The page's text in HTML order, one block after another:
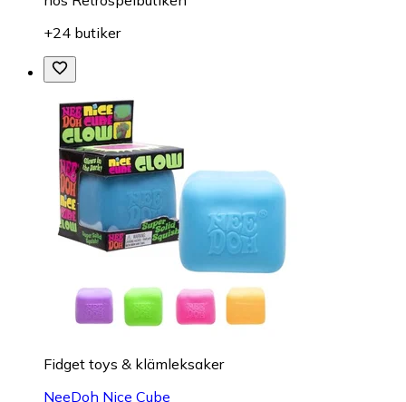
+24 butiker
Fidget toys & klämleksaker
NeeDoh Nice Cube